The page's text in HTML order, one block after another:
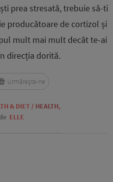
prea stresată, trebuie să-ti
producătoare de cortizol și
mult mai mult decât te-ai
direcția dorită.
& DIET / HEALTH,
de ELLE
Urmărește-ne